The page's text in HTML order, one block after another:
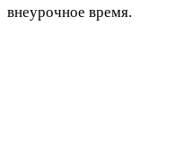
внеурочное время.